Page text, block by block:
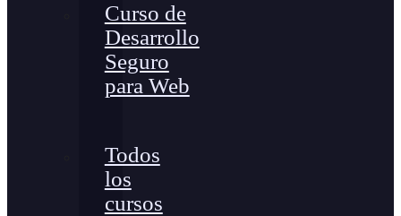
Curso de
Desarrollo
Seguro
para Web
Todos
los
cursos